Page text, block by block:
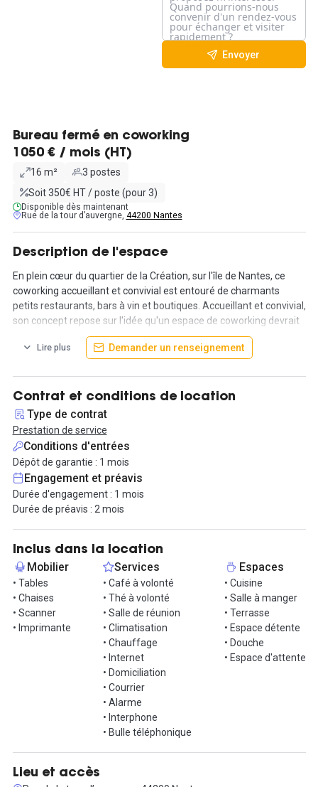
Envoyer
Bureau fermé en coworking
1050 € / mois (HT)
16 m²
3 postes
Soit 350€ HT / poste (pour 3)
Disponible dès maintenant
Rue de la tour d’auvergne, 44200 Nantes
Description de l'espace
En plein cœur du quartier de la Création, sur l'île de Nantes, ce
coworking accueillant et convivial est entouré de charmants
petits restaurants, bars à vin et boutiques. Accueillant et convivial,
son concept repose sur l'idée qu'un espace de coworking devrait
offrir un environnement propice au travail, associant praticité et
fonctionnalité pour améliorer les performances de vos équipes.
combinés à l'atmosphère chaleureuse d'une maison de famille.
Ce coworking met à votre disposition un bureau fonctionnel et
chaleureux, idéal pour une équipe de 3 personnes. Il est
également équipé de tout le nécessaire (chaises confortables,
tables, et des caissons de rangement sur demande). En optant
pour ce bureau, vous bénéficierez de nombreux services inclus :
un accès sécurisé 24h/24, une connexion internet rapide en fibre
optique et la possibilité d'imprimer vos documents de manière
centralisée.
De plus, vous avez accès gratuitement à trois salles de réunion au
sein du coworking, ainsi qu'à des cabines téléphoniques
stratégiquement situées pour vos appels confidentiels. Les
espaces communs, tels que le salon, la kitchenette, la salle à
manger et même un patio pour profiter du beau temps, sont
accessibles à tout moment.
L'emplacement est très pratique, à seulement 5 minutes de la
Place du Commerce, à 400 mètres du futur Food Hall de la rue La
Noue Bras de Fer, à 500 mètres de l'arrêt de tramway Vincent
Gâche, et à 200 mètres de l'École Nationale d'Architecture.
Le bureau peut aussi être partagé avec un loyer de 330€ HT /
N'hésitez pas à nous contacter pour organiser une visite de cet
espace !
Lire plus Demander un renseignement
Contrat et conditions de location
Type de contrat
Prestation de service
Conditions d'entrées
Dépôt de garantie : 1 mois
Engagement et préavis
Durée d'engagement : 1 mois
Durée de préavis : 2 mois
Inclus dans la location
Mobilier
• Tables
• Chaises
• Scanner
• Imprimante
Services
• Café à volonté
• Thé à volonté
• Salle de réunion
• Climatisation
• Chauffage
• Internet
• Domiciliation
• Courrier
• Alarme
• Interphone
• Bulle téléphonique
Espaces
• Cuisine
• Salle à manger
• Terrasse
• Espace détente
• Douche
• Espace d'attente
Lieu et accès